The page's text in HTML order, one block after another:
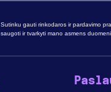
Sutinku gauti rinkodaros ir pardavimo
saugoti ir tvarkyti mano asmens